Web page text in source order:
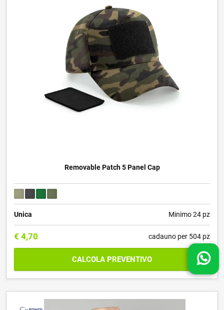
Removable Patch 5 Panel Cap
Unica Minimo 24 pz
€ 4,70 cadauno per 504 pz
CALCOLA PREVENTIVO